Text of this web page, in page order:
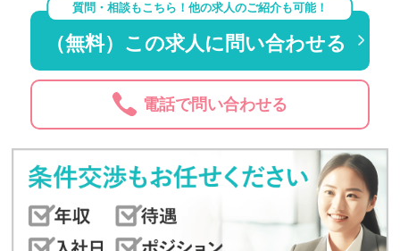
質問・相談もこちら！他の求人のご紹介も可能！
（無料）この求人に問い合わせる
電話で問い合わせる